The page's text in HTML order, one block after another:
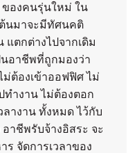
ของคนรุ่นใหม่ ใน
นมาจะมีทัศนคติ
แตกต่างไปจากเดิม
นอาชีพที่ถูกมองว่า
ม่ต้องเข้าออฟฟิศ ไม่
ทำงาน ไม่ต้องตอก
ลางาน ทั้งหมด ไว้กับ
าชีพรับจ้างอิสระ จะ
ร จัดการเวลาของ